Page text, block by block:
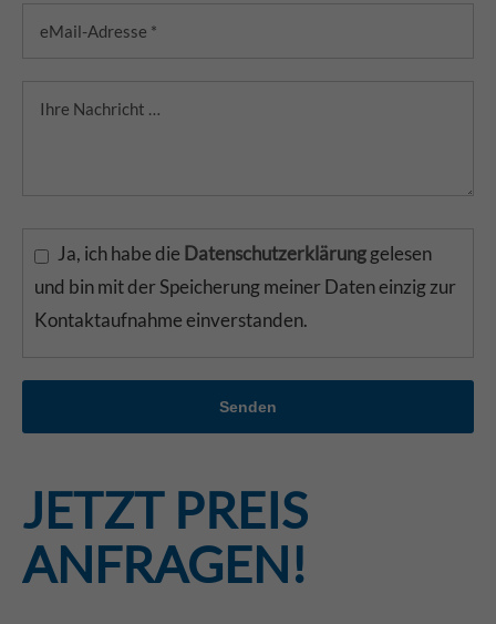
Ja, ich habe die Datenschutzerklärunggelesen
und bin mit der Speicherung meiner Daten einzig zur
Kontaktaufnahme einverstanden.
Senden
JETZT PREIS
ANFRAGEN!